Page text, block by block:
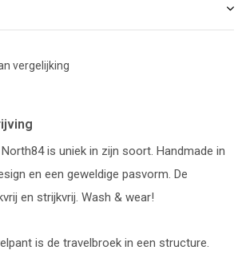
vergelijking
is uniek in zijn soort. Handmade in
en een geweldige pasvorm. De
en strijkvrij. Wash & wear!
is de travelbroek in een structure.